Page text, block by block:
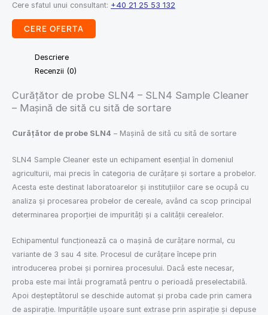
Cere sfatul unui consultant: +40 21 25 53 132
CERE OFERTA
Descriere
Recenzii (0)
Curățător de probe SLN4 – SLN4 Sample Cleaner
– Mașină de sită cu sită de sortare
Curățător de probe SLN4 – Mașină de sită cu sită de sortare
SLN4 Sample Cleaner este un echipament esențial în domeniul
agriculturii, mai precis în categoria de curățare și sortare a probelor.
Acesta este destinat laboratoarelor și instituțiilor care se ocupă cu
analiza și procesarea probelor de cereale, având ca scop principal
determinarea proporției de impurități și a calității cerealelor.
Echipamentul funcționează ca o mașină de curățare normal, cu
variante de 3 sau 4 site. Procesul de curățare începe prin
introducerea probei și pornirea procesului. Dacă este necesar,
proba este mai întâi programată pentru o perioadă preselectabilă.
Apoi deșteptătorul se deschide automat și proba cade prin camera
de aspirație. Impuritățile ușoare sunt extrase prin aspirație și depuse